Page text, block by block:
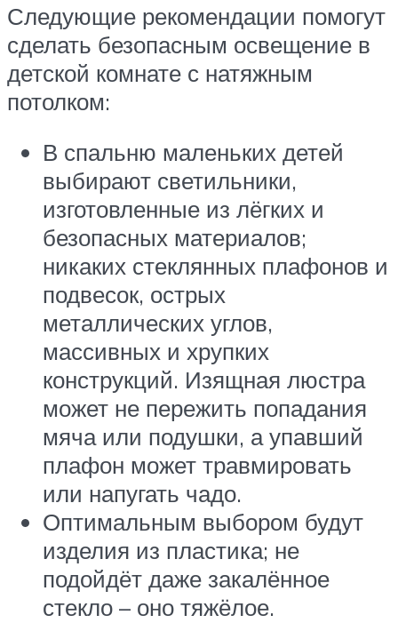
Следующие рекомендации помогут
сделать безопасным освещение в
детской комнате с натяжным
потолком:
В спальню маленьких детей
выбирают светильники,
изготовленные из лёгких и
безопасных материалов;
никаких стеклянных плафонов и
подвесок, острых
металлических углов,
массивных и хрупких
конструкций. Изящная люстра
может не пережить попадания
мяча или подушки, а упавший
плафон может травмировать
или напугать чадо.
Оптимальным выбором будут
изделия из пластика; не
подойдёт даже закалённое
стекло – оно тяжёлое.